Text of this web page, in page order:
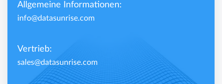
Allgemeine Informationen:
info@datasunrise.com
Vertrieb:
sales@datasunrise.com